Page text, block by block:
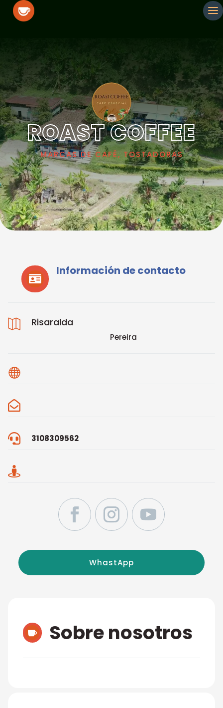
ROAST COFFEE
MARCAS DE CAFÉ, TOSTADORAS

Información de contacto
 Risaralda
Pereira


 3108309562

WhastApp
 Sobre nosotros